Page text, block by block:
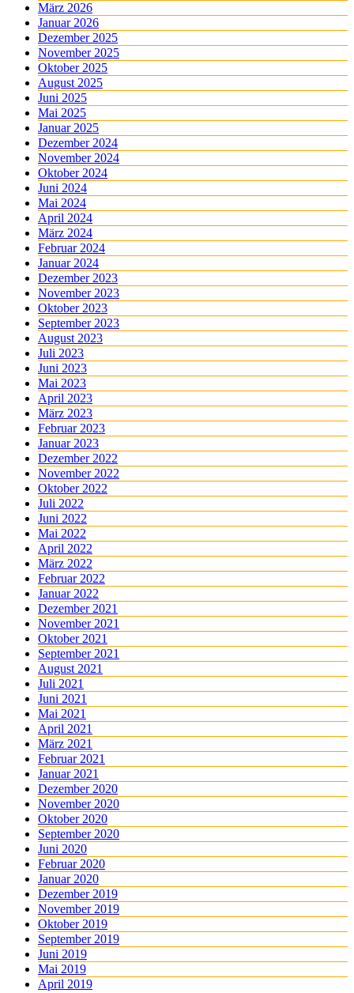
März 2026
Januar 2026
Dezember 2025
November 2025
Oktober 2025
August 2025
Juni 2025
Mai 2025
Januar 2025
Dezember 2024
November 2024
Oktober 2024
Juni 2024
Mai 2024
April 2024
März 2024
Februar 2024
Januar 2024
Dezember 2023
November 2023
Oktober 2023
September 2023
August 2023
Juli 2023
Juni 2023
Mai 2023
April 2023
März 2023
Februar 2023
Januar 2023
Dezember 2022
November 2022
Oktober 2022
Juli 2022
Juni 2022
Mai 2022
April 2022
März 2022
Februar 2022
Januar 2022
Dezember 2021
November 2021
Oktober 2021
September 2021
August 2021
Juli 2021
Juni 2021
Mai 2021
April 2021
März 2021
Februar 2021
Januar 2021
Dezember 2020
November 2020
Oktober 2020
September 2020
Juni 2020
Februar 2020
Januar 2020
Dezember 2019
November 2019
Oktober 2019
September 2019
Juni 2019
Mai 2019
April 2019